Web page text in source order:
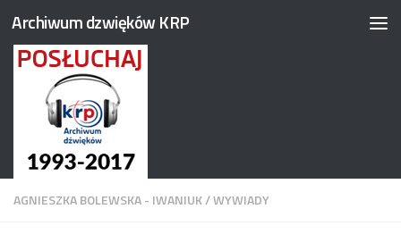
Przejdź do treści
Archiwum dzwięków KRP
AGNIESZKA BOLEWSKA - IWANIUK/WYWIADY